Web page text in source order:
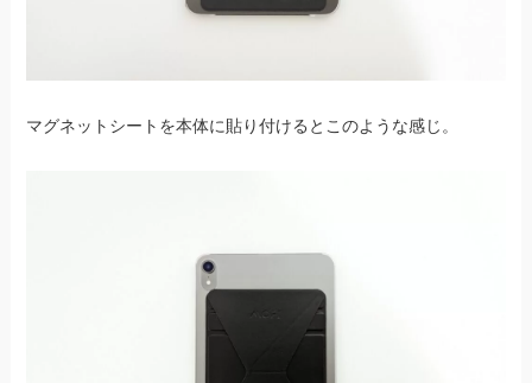
マグネットシートを本体に貼り付けるとこのような感じ。